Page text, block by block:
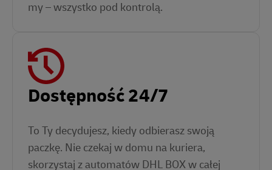
my – wszystko pod kontrolą.
Dostępność 24/7
To Ty decydujesz, kiedy odbierasz swoją
paczkę. Nie czekaj w domu na kuriera,
skorzystaj z automatów DHL BOX w całej